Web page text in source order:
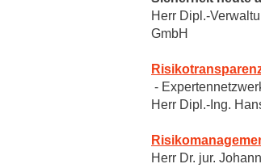
Herr Dipl.-
GmbH
-
Herr Dipl.-Ing.
Herr Dr. jur.